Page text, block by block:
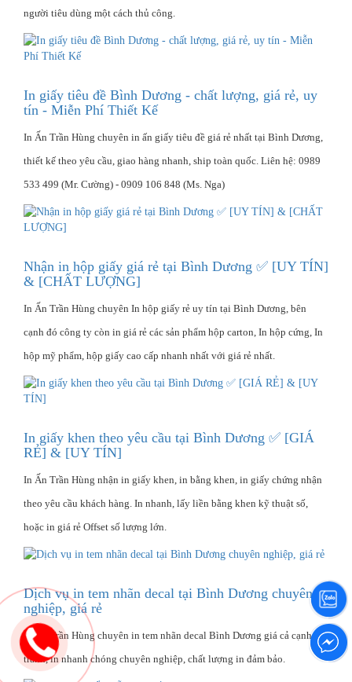
người tiêu dùng một cách thủ công.
In giấy tiêu đề Bình Dương - chất lượng, giá rẻ, uy
tín - Miễn Phí Thiết Kế
In Ấn Trần Hùng chuyên in ấn giấy tiêu đề giá rẻ nhất tại Bình Dương,
thiết kế theo yêu cầu, giao hàng nhanh, ship toàn quốc. Liên hệ: 0989
533 499 (Mr. Cường) - 0909 106 848 (Ms. Nga)
Nhận in hộp giấy giá rẻ tại Bình Dương ✅ [UY TÍN]
& [CHẤT LƯỢNG]
In Ấn Trần Hùng chuyên In hộp giấy rẻ uy tín tại Bình Dương, bên
cạnh đó công ty còn in giá rẻ các sản phẩm hộp carton, In hộp cứng, In
hộp mỹ phẩm, hộp giấy cao cấp nhanh nhất với giá rẻ nhất.
In giấy khen theo yêu cầu tại Bình Dương ✅ [GIÁ
RẺ] & [UY TÍN]
In Ấn Trần Hùng nhận in giấy khen, in bằng khen, in giấy chứng nhận
theo yêu cầu khách hàng. In nhanh, lấy liền bằng khen kỹ thuật số,
hoặc in giá rẻ Offset số lượng lớn.
Dịch vụ in tem nhãn decal tại Bình Dương chuyên
nghiệp, giá rẻ
In Ấn Trần Hùng chuyên in tem nhãn decal Bình Dương giá cả cạnh
tranh, in nhanh chóng chuyên nghiệp, chất lượng in đảm bảo.